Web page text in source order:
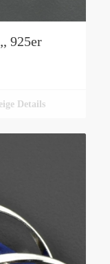
925er
Details